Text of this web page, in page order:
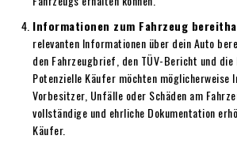
Informationen zum Fahrzeug
relevanten Informationen über dein Auto
den Fahrzeugbrief, den TÜV-Bericht und die
Potenzielle Käufer möchten möglicherweise
Vorbesitzer, Unfälle oder Schäden am
vollständige und ehrliche Dokumentation
Käufer.